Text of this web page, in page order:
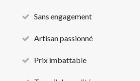
Sans engagement
Artisan passionné
Prix imbattable